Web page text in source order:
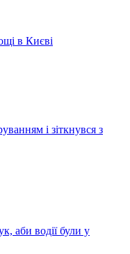
в Києві
і зіткнувся з
аби водії були у